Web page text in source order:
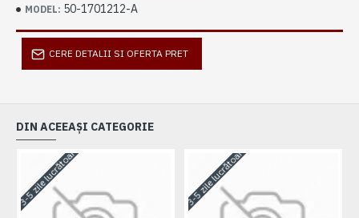
MODEL: 50-1701212-A
CERE DETALII SI OFERTA PRET
DIN ACEEAȘI CATEGORIE
3-5 zile lucrătoare 3-5 zile lucrătoare